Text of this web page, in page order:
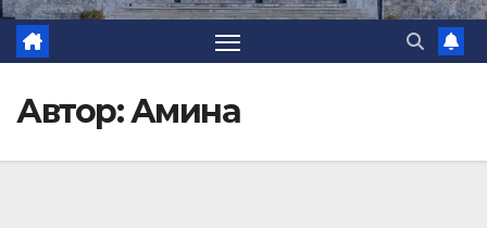
Автор:Амина